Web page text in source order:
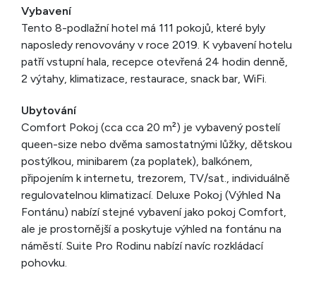
Vybavení
Tento 8-podlažní hotel má 111 pokojů, které byly
naposledy renovovány v roce 2019. K vybavení hotelu
patří vstupní hala, recepce otevřená 24 hodin denně,
2 výtahy, klimatizace, restaurace, snack bar, WiFi.
Ubytování
Comfort Pokoj (cca cca 20 m²) je vybavený postelí
queen-size nebo dvěma samostatnými lůžky, dětskou
postýlkou, minibarem (za poplatek), balkónem,
připojením k internetu, trezorem, TV/sat., individuálně
regulovatelnou klimatizací. Deluxe Pokoj (Výhled Na
Fontánu) nabízí stejné vybavení jako pokoj Comfort,
ale je prostornější a poskytuje výhled na fontánu na
náměstí. Suite Pro Rodinu nabízí navíc rozkládací
pohovku.